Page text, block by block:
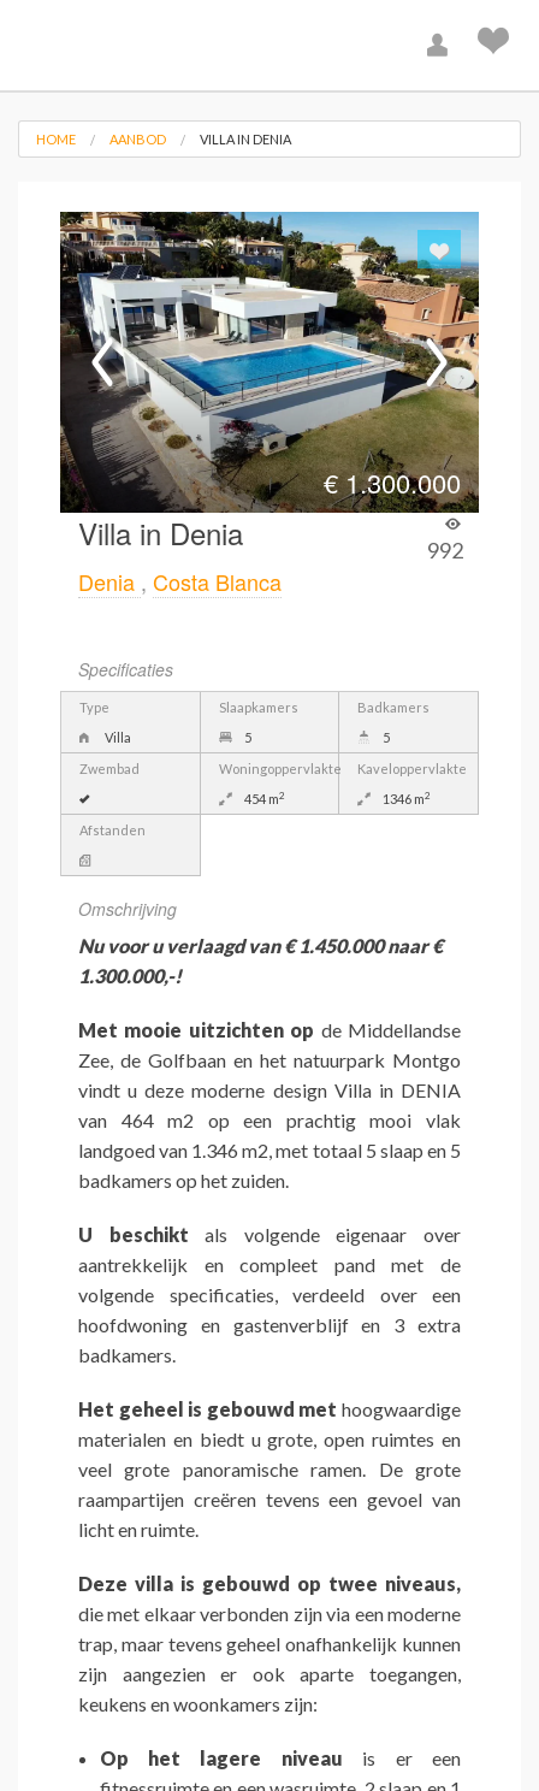
HOME AANBOD VILLA IN DENIA
€1.300.000
Villa in Denia 992
Denia , Costa Blanca
Specificaties
Type
Villa
Slaapkamers
5
Badkamers
5
Zwembad
Woningoppervlakte
454 m2
Kaveloppervlakte
1346 m2
Afstanden
Omschrijving
Nu voor u verlaagd van € 1.450.000 naar €
1.300.000,-!
Met mooie uitzichten op de Middellandse
Zee, de Golfbaan en het natuurpark Montgo
vindt u deze moderne design Villa in DENIA
van 464 m2 op een prachtig mooi vlak
landgoed van 1.346 m2, met totaal 5 slaap en 5
badkamers op het zuiden.
U beschikt als volgende eigenaar over
aantrekkelijk en compleet pand met de
volgende specificaties, verdeeld over een
hoofdwoning en gastenverblijf en 3 extra
badkamers.
Het geheel is gebouwd met hoogwaardige
materialen en biedt u grote, open ruimtes en
veel grote panoramische ramen. De grote
raampartijen creëren tevens een gevoel van
licht en ruimte.
Deze villa is gebouwd op twee niveaus,
die met elkaar verbonden zijn via een moderne
trap, maar tevens geheel onafhankelijk kunnen
zijn aangezien er ook aparte toegangen,
keukens en woonkamers zijn:
Op het lagere niveau is er een